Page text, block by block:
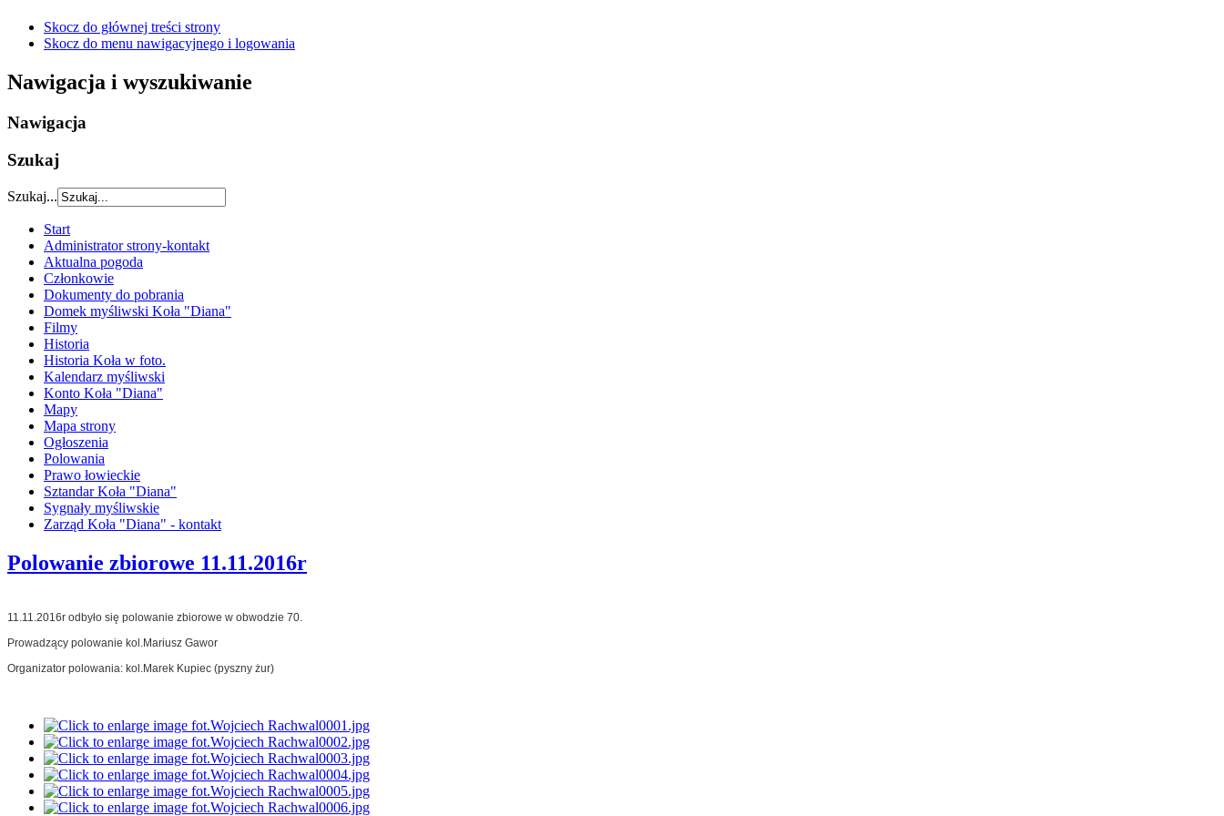
Skocz do głównej treści strony
Skocz do menu nawigacyjnego i logowania
Nawigacja i wyszukiwanie
Nawigacja
Szukaj
Szukaj...
Start
Administrator strony-kontakt
Aktualna pogoda
Członkowie
Dokumenty do pobrania
Domek myśliwski Koła "Diana"
Filmy
Historia
Historia Koła w foto.
Kalendarz myśliwski
Konto Koła "Diana"
Mapy
Mapa strony
Ogłoszenia
Polowania
Prawo łowieckie
Sztandar Koła "Diana"
Sygnały myśliwskie
Zarząd Koła "Diana" - kontakt
Polowanie zbiorowe 11.11.2016r
11.11.2016r odbyło się polowanie zbiorowe w obwodzie 70.
Prowadzący polowanie kol.Mariusz Gawor
Organizator polowania: kol.Marek Kupiec (pyszny żur)